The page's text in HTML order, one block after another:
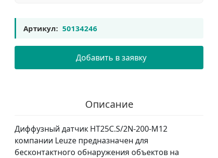
Артикул: 50134246
Добавить в заявку
Описание
Диффузный датчик HT25C.S/2N-200-M12
компании Leuze предназначен для
бесконтактного обнаружения объектов на